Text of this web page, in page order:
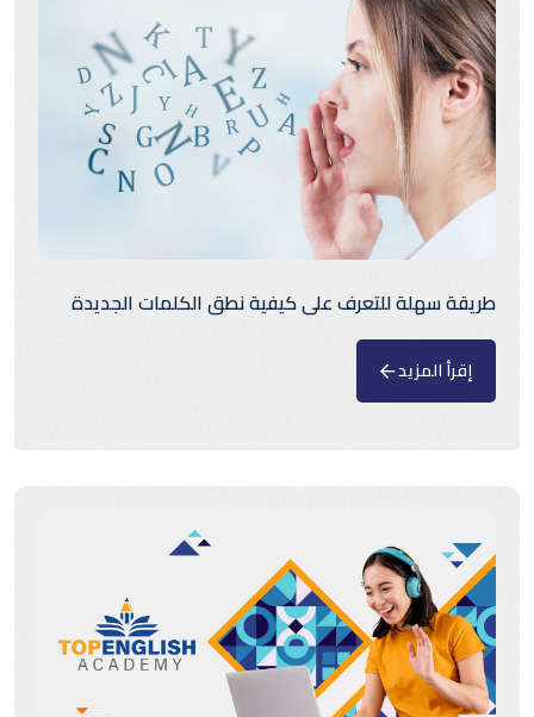
طريقة سهلة للتعرف على كيفية نطق الكلمات الجديدة
إقرأ المزيد